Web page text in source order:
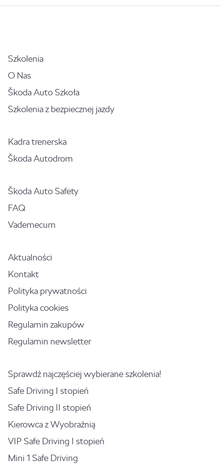
Szkolenia
O Nas
Škoda Auto Szkoła
Szkolenia z bezpiecznej jazdy
Kadra trenerska
Škoda Autodrom
Škoda Auto Safety
FAQ
Vademecum
Aktualności
Kontakt
Polityka prywatności
Polityka cookies
Regulamin zakupów
Regulamin newsletter
Sprawdź najczęściej wybierane szkolenia!
Safe Driving I stopień
Safe Driving II stopień
Kierowca z Wyobraźnią
VIP Safe Driving I stopień
Mini 1 Safe Driving